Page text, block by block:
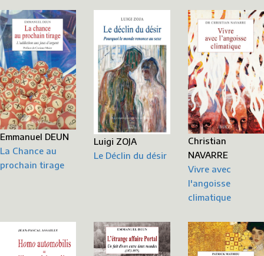
Emmanuel DEUN
La Chance au
prochain tirage
Luigi ZOJA
Le Déclin du désir
Christian
NAVARRE
Vivre avec
l'angoisse
climatique